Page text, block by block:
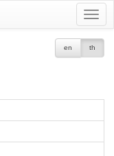
Toggle
en th